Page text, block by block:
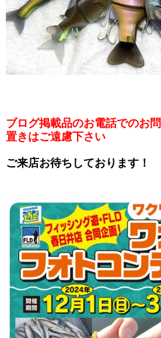
ブログ掲載品のお電話でのお
置きはご遠慮下さい
ご来店お待ちしております！